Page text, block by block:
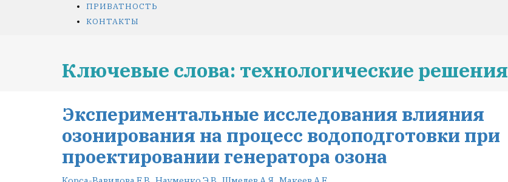
ПРИВАТНОСТЬ
КОНТАКТЫ
Ключевые слова: технологические решения
Экспериментальные исследования влияния
озонирования на процесс водоподготовки при
проектировании генератора озона